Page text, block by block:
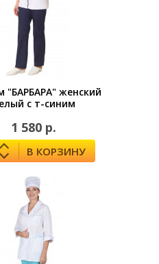
"БАРБАРА" женский
с т-синим
1 580 р.
В КОРЗИНУ